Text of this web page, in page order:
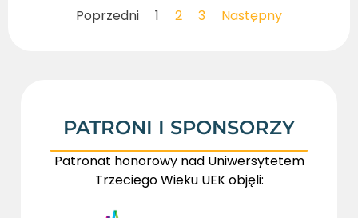
Poprzedni 1 2 3 Następny
PATRONI I SPONSORZY
Patronat honorowy nad Uniwersytetem
Trzeciego Wieku UEK objęli: